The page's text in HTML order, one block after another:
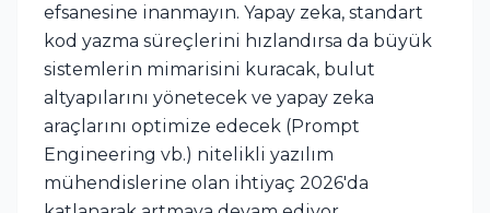
efsanesine inanmayın. Yapay zeka, standart
kod yazma süreçlerini hızlandırsa da büyük
sistemlerin mimarisini kuracak, bulut
altyapılarını yönetecek ve yapay zeka
araçlarını optimize edecek (Prompt
Engineering vb.) nitelikli yazılım
mühendislerine olan ihtiyaç 2026'da